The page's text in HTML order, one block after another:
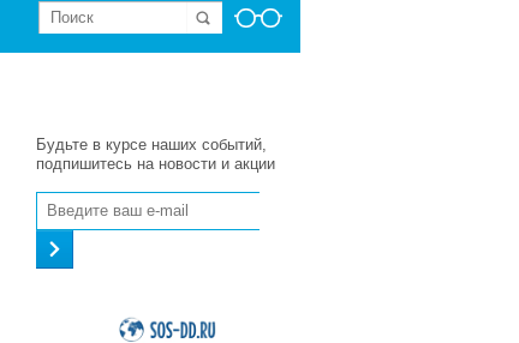
Будьте в курсе наших событий,
подпишитесь на новости и акции